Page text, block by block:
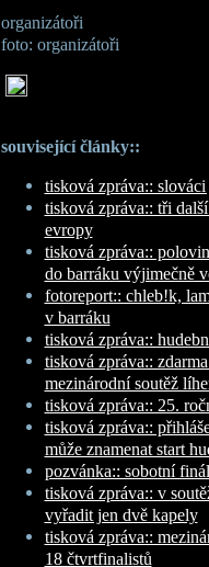
organizátoři
foto: organizátoři
související články::
tisková zpráva::
tisková zpráva:: tři
evropy
tisková zpráva::
do barráku výjimečně
fotoreport:: chleb!k,
v barráku
tisková zpráva::
tisková zpráva::
mezinárodní soutěž
tisková zpráva:: 25.
tisková zpráva::
může znamenat start
pozvánka:: sobotní
tisková zpráva:: v
vyřadit jen dvě kapely
tisková zpráva::
18 čtvrtfinalistů